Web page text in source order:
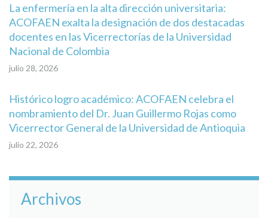
La enfermería en la alta dirección universitaria:
ACOFAEN exalta la designación de dos destacadas
docentes en las Vicerrectorías de la Universidad
Nacional de Colombia
julio 28, 2026
Histórico logro académico: ACOFAEN celebra el
nombramiento del Dr. Juan Guillermo Rojas como
Vicerrector General de la Universidad de Antioquia
julio 22, 2026
Archivos